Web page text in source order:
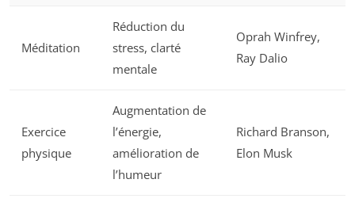
Méditation
Réduction du
stress, clarté
mentale
Oprah Winfrey,
Ray Dalio
Exercice
physique
Augmentation de
l’énergie,
amélioration de
l’humeur
Richard Branson,
Elon Musk